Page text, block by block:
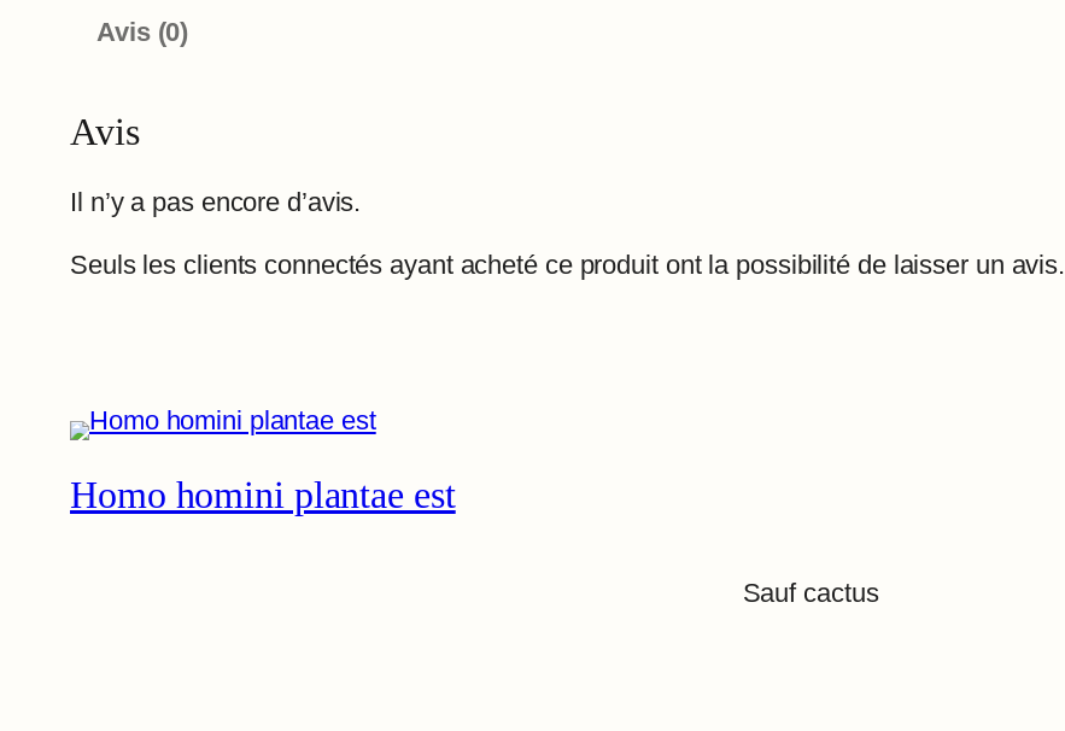
Avis (0)
Avis
Il n’y a pas encore d’avis.
Seuls les clients connectés ayant acheté ce produit ont la possibilité de laisser un avis.
Homo homini plantae est
Sauf cactus